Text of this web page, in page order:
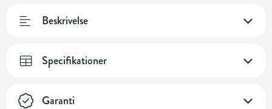
Beskrivelse
Specifikationer
Garanti